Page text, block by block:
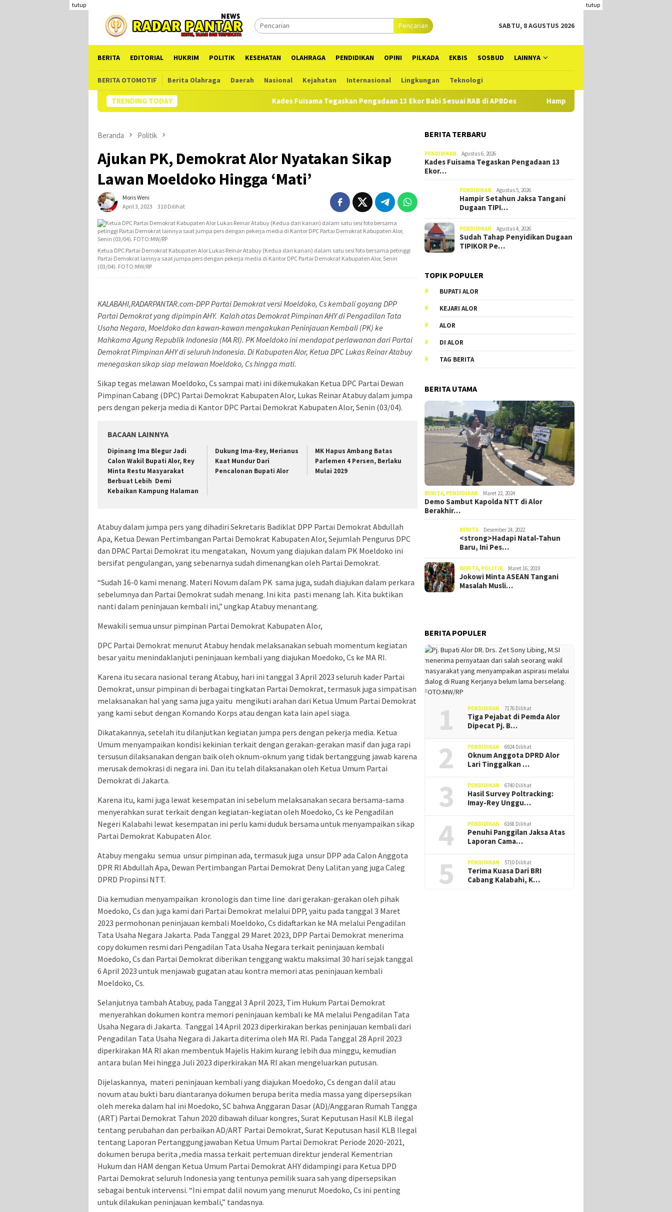
konten
tutup tutup
Pencarian SABTU, 8 AGUSTUS 2026
BERITA EDITORIAL HUKRIM POLITIK KESEHATAN OLAHRAGA PENDIDIKAN OPINI PILKADA EKBIS SOSBUD LAINNYA
BERITA OTOMOTIF Berita Olahraga Daerah Nasional Kejahatan Internasional Lingkungan Teknologi
TRENDING TODAY Kades Fuisama Tegaskan Pengadaan 13 Ekor Babi Sesuai RAB di APBDes Hampir Setahun Jaksa Tangani Dugaan TIPIKOR
Beranda Politik
Ajukan PK, Demokrat Alor Nyatakan Sikap
Lawan Moeldoko Hingga ‘Mati’
Moris Weni
April 3, 2023
310 Dilihat
Ketua DPC Partai Demokrat Kabupaten Alor Lukas Reinar Atabuy (Kedua dari kanan) dalam satu sesi foto bersama petinggi
Partai Demokrat lainnya saat jumpa pers dengan pekerja media di Kantor DPC Partai Demokrat Kabupaten Alor, Senin
(03/04). FOTO:MW/RP
KALABAHI,RADARPANTAR.com-DPP Partai Demokrat versi Moeldoko, Cs kembali goyang DPP
Partai Demokrat yang dipimpin AHY. Kalah atas Demokrat Pimpinan AHY di Pengadilan Tata
Usaha Negara, Moeldoko dan kawan-kawan mengakukan Peninjauan Kembali (PK) ke
Mahkama Agung Republik Indonesia (MA RI). PK Moeldoko ini mendapat perlawanan dari Partai
Demokrat Pimpinan AHY di seluruh Indonesia. Di Kabupaten Alor, Ketua DPC Lukas Reinar Atabuy
menegaskan sikap siap melawan Moeldoko, Cs hingga mati.
Sikap tegas melawan Moeldoko, Cs sampai mati ini dikemukakan Ketua DPC Partai Dewan
Pimpinan Cabang (DPC) Partai Demokrat Kabupaten Alor, Lukas Reinar Atabuy dalam jumpa
pers dengan pekerja media di Kantor DPC Partai Demokrat Kabupaten Alor, Senin (03/04).
BACAAN LAINNYA
Dipinang Ima Blegur Jadi
Calon Wakil Bupati Alor, Rey
Minta Restu Masyarakat
Berbuat Lebih Demi
Kebaikan Kampung Halaman
Dukung Ima-Rey, Merianus
Kaat Mundur Dari
Pencalonan Bupati Alor
MK Hapus Ambang Batas
Parlemen 4 Persen, Berlaku
Mulai 2029
Atabuy dalam jumpa pers yang dihadiri Sekretaris Badiklat DPP Partai Demokrat Abdullah
Apa, Ketua Dewan Pertimbangan Partai Demokrat Kabupaten Alor, Sejumlah Pengurus DPC
dan DPAC Partai Demokrat itu mengatakan, Novum yang diajukan dalam PK Moeldoko ini
bersifat pengulangan, yang sebenarnya sudah dimenangkan oleh Partai Demokrat.
“Sudah 16-0 kami menang. Materi Novum dalam PK sama juga, sudah diajukan dalam perkara
sebelumnya dan Partai Demokrat sudah menang. Ini kita pasti menang lah. Kita buktikan
nanti dalam peninjauan kembali ini,” ungkap Atabuy menantang.
Mewakili semua unsur pimpinan Partai Demokrat Kabupaten Alor,
DPC Partai Demokrat menurut Atabuy hendak melaksanakan sebuah momentum kegiatan
besar yaitu menindaklanjuti peninjauan kembali yang diajukan Moedoko, Cs ke MA RI.
Karena itu secara nasional terang Atabuy, hari ini tanggal 3 April 2023 seluruh kader Partai
Demokrat, unsur pimpinan di berbagai tingkatan Partai Demokrat, termasuk juga simpatisan
melaksanakan hal yang sama juga yaitu mengikuti arahan dari Ketua Umum Partai Demokrat
yang kami sebut dengan Komando Korps atau dengan kata lain apel siaga.
Dikatakannya, setelah itu dilanjutkan kegiatan jumpa pers dengan pekerja media. Ketua
Umum menyampaikan kondisi kekinian terkait dengan gerakan-gerakan masif dan juga rapi
tersusun dilaksanakan dengan baik oleh oknum-oknum yang tidak bertanggung jawab karena
merusak demokrasi di negara ini. Dan itu telah dilaksanakan oleh Ketua Umum Partai
Demokrat di Jakarta.
Karena itu, kami juga lewat kesempatan ini sebelum melaksanakan secara bersama-sama
menyerahkan surat terkait dengan kegiatan-kegiatan oleh Moedoko, Cs ke Pengadilan
Negeri Kalabahi lewat kesempatan ini perlu kami duduk bersama untuk menyampaikan sikap
Partai Demokrat Kabupaten Alor.
Atabuy mengaku semua unsur pimpinan ada, termasuk juga unsur DPP ada Calon Anggota
DPR RI Abdullah Apa, Dewan Pertimbangan Partai Demokrat Deny Lalitan yang juga Caleg
DPRD Propinsi NTT.
Dia kemudian menyampaikan kronologis dan time line dari gerakan-gerakan oleh pihak
Moedoko, Cs dan juga kami dari Partai Demokrat melalui DPP, yaitu pada tanggal 3 Maret
2023 permohonan peninjauan kembali Moeldoko, Cs didaftarkan ke MA melalui Pengadilan
Tata Usaha Negara Jakarta. Pada Tanggal 29 Maret 2023, DPP Partai Demokrat menerima
copy dokumen resmi dari Pengadilan Tata Usaha Negara terkait peninjauan kembali
Moedoko, Cs dan Partai Demokrat diberikan tenggang waktu maksimal 30 hari sejak tanggal
6 April 2023 untuk menjawab gugatan atau kontra memori atas peninjauan kembali
Moeldoko, Cs.
Selanjutnya tambah Atabuy, pada Tanggal 3 April 2023, Tim Hukum Partai Demokrat
menyerahkan dokumen kontra memori peninjauan kembali ke MA melalui Pengadilan Tata
Usaha Negara di Jakarta. Tanggal 14 April 2023 diperkirakan berkas peninjauan kembali dari
Pengadilan Tata Usaha Negara di Jakarta diterima oleh MA RI. Pada Tanggal 28 April 2023
diperkirakan MA RI akan membentuk Majelis Hakim kurang lebih dua minggu, kemudian
antara bulan Mei hingga Juli 2023 diperkirakan MA RI akan mengeluarkan putusan.
Dijelaskannya, materi peninjauan kembali yang diajukan Moedoko, Cs dengan dalil atau
novum atau bukti baru diantaranya dokumen berupa berita media massa yang dipersepsikan
oleh mereka dalam hal ini Moedoko, SC bahwa Anggaran Dasar (AD)/Anggaran Rumah Tangga
(ART) Partai Demokrat Tahun 2020 dibawah diluar kongres, Surat Keputusan Hasil KLB ilegal
tentang perubahan dan perbaikan AD/ART Partai Demokrat, Surat Keputusan hasil KLB Ilegal
tentang Laporan Pertanggungjawaban Ketua Umum Partai Demokrat Periode 2020-2021,
dokumen berupa berita ,media massa terkait pertemuan direktur jenderal Kementrian
Hukum dan HAM dengan Ketua Umum Partai Demokrat AHY didampingi para Ketua DPD
Partai Demokrat seluruh Indonesia yang tentunya pemilik suara sah yang dipersepsikan
sebagai bentuk intervensi. “Ini empat dalil novum yang menurut Moedoko, Cs ini penting
untuk dilakukan peninjauan kembali,” tandasnya.
BERITA TERBARU
PENDIDIKAN Agustus 6, 2026
Kades Fuisama Tegaskan Pengadaan 13
Ekor…
PENDIDIKAN Agustus 5, 2026
Hampir Setahun Jaksa Tangani
Dugaan TIPI…
PENDIDIKAN Agustus 4, 2026
Sudah Tahap Penyidikan Dugaan
TIPIKOR Pe…
TOPIK POPULER
BUPATI ALOR
KEJARI ALOR
ALOR
DI ALOR
TAG BERITA
BERITA UTAMA
BERITA PENDIDIKAN Maret 22, 2024
Demo Sambut Kapolda NTT di Alor
Berakhir…
BERITA Desember 24, 2022
<strong>Hadapi Natal-Tahun
Baru, Ini Pes…
BERITA POLITIK Maret 16, 2019
Jokowi Minta ASEAN Tangani
Masalah Musli…
BERITA POPULER
1 PENDIDIKAN 7176 Dilihat
Tiga Pejabat di Pemda Alor
Dipecat Pj. B…
2 PENDIDIKAN 6924 Dilihat
Oknum Anggota DPRD Alor
Lari Tinggalkan …
3 PENDIDIKAN 6740 Dilihat
Hasil Survey Poltracking:
Imay-Rey Unggu…
4 PENDIDIKAN 6168 Dilihat
Penuhi Panggilan Jaksa Atas
Laporan Cama…
5 PENDIDIKAN 5710 Dilihat
Terima Kuasa Dari BRI
Cabang Kalabahi, K…